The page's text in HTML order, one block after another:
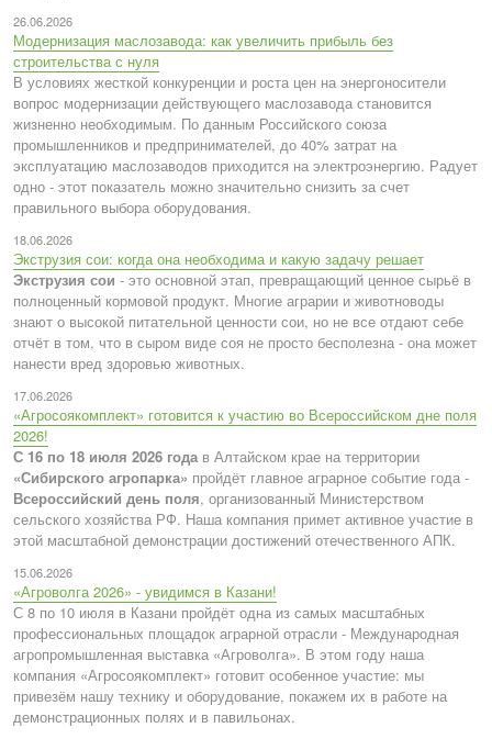
26.06.2026
Модернизация маслозавода: как увеличить прибыль без
строительства с нуля
В условиях жесткой конкуренции и роста цен на энергоносители
вопрос модернизации действующего маслозавода становится
жизненно необходимым. По данным Российского союза
промышленников и предпринимателей, до 40% затрат на
эксплуатацию маслозаводов приходится на электроэнергию. Радует
одно - этот показатель можно значительно снизить за счет
правильного выбора оборудования.
18.06.2026
Экструзия сои: когда она необходима и какую задачу решает
Экструзия сои - это основной этап, превращающий ценное сырьё в
полноценный кормовой продукт. Многие аграрии и животноводы
знают о высокой питательной ценности сои, но не все отдают себе
отчёт в том, что в сыром виде соя не просто бесполезна - она может
нанести вред здоровью животных.
17.06.2026
«Агросоякомплект» готовится к участию во Всероссийском дне поля
2026!
С 16 по 18 июля 2026 годав Алтайском крае на территории
«Сибирского агропарка» пройдёт главное аграрное событие года -
Всероссийский день поля, организованный Министерством
сельского хозяйства РФ. Наша компания примет активное участие в
этой масштабной демонстрации достижений отечественного АПК.
15.06.2026
«Агроволга 2026» - увидимся в Казани!
С 8 по 10 июля в Казани пройдёт одна из самых масштабных
профессиональных площадок аграрной отрасли - Международная
агропромышленная выставка «Агроволга». В этом году наша
компания «Агросоякомплект» готовит особенное участие: мы
привезём нашу технику и оборудование, покажем их в работе на
демонстрационных полях и в павильонах.